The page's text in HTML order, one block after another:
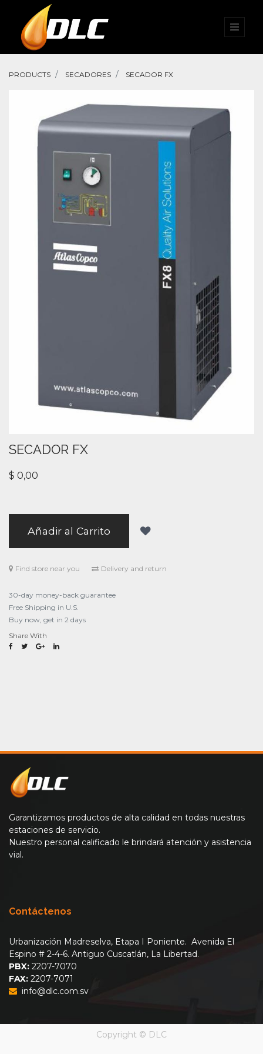
PRODUCTS SECADORES SECADOR FX
SECADOR FX
$ 0,00
Añadir al Carrito
Find store near you Delivery and return
30-day money-back guarantee
Free Shipping in U.S.
Buy now, get in 2 days
Share With
Garantizamos productos de alta calidad en todas nuestras
estaciones de servicio.
Nuestro personal calificado le brindará atención y asistencia
vial.
Contáctenos
Urbanización Madreselva, Etapa I Poniente. Avenida El
Espino # 2-4-6. Antiguo Cuscatlán, La Libertad.
PBX: 2207-7070
FAX: 2207-7071
info@dlc.com.sv
Copyright © DLC